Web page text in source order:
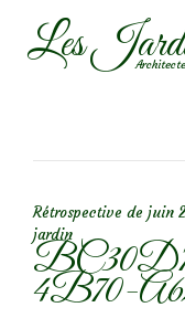
AllerLes
Rétrospective de juin
jardin
4B70-